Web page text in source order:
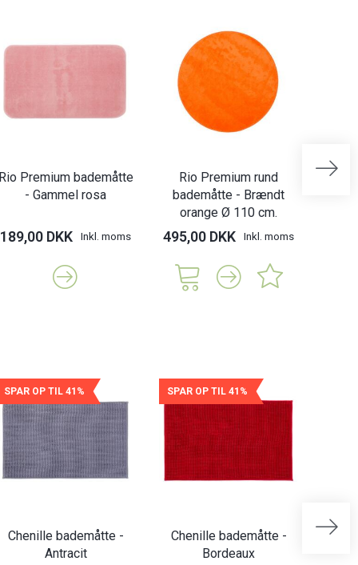
Rio Premium bademåtte
- Gammel rosa
189,00 DKK Inkl. moms
Rio Premium rund
bademåtte - Brændt
orange Ø 110 cm.
495,00 DKK Inkl. moms
Rio
SPAR OP TIL 41%
Chenille bademåtte -
Antracit
SPAR OP TIL 41%
Chenille bademåtte -
Bordeaux